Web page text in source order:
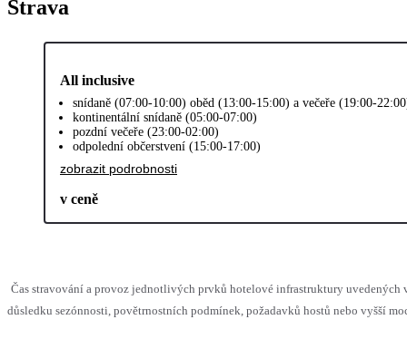
Strava
All inclusive
snídaně (07:00-10:00) oběd (13:00-15:00) a večeře (19:00-
kontinentální snídaně (05:00-07:00)
pozdní večeře (23:00-02:00)
odpolední občerstvení (15:00-17:00)
zobrazit podrobnosti
v ceně
Čas stravování a provoz jednotlivých prvků hotelové infrastruktury uvedených
důsledku sezónnosti, povětrnostních podmínek, požadavků hostů nebo vyšší